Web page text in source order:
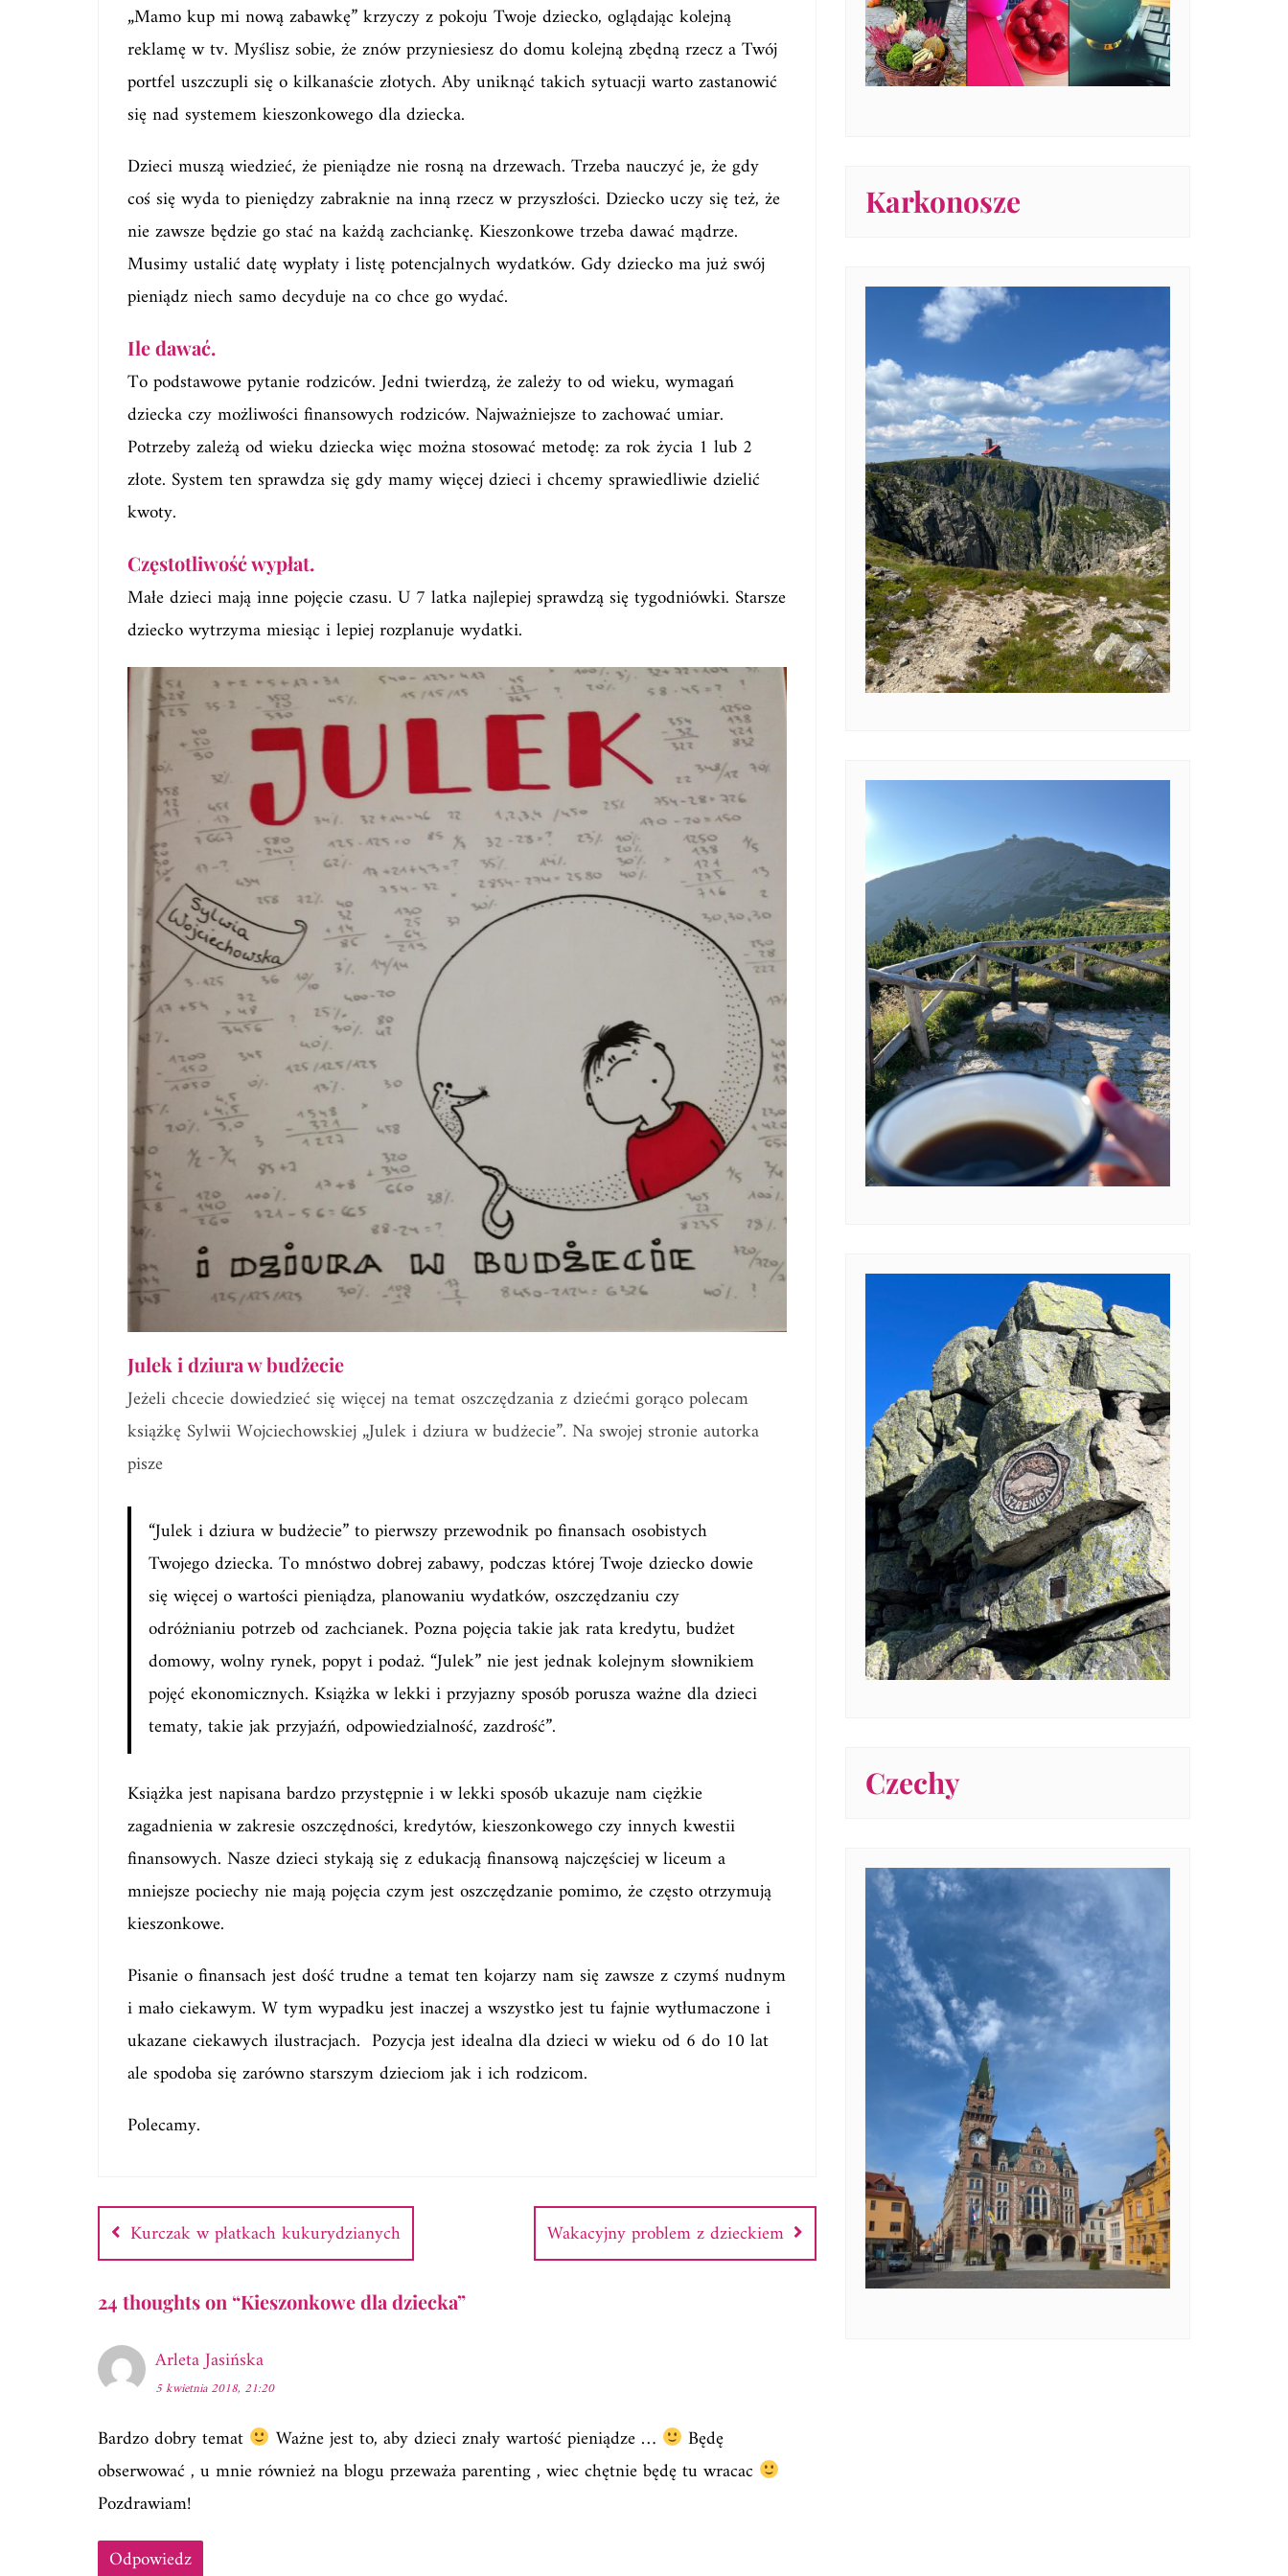
„Mamo kup mi nową zabawkę” krzyczy z pokoju Twoje dziecko, oglądając kolejną
reklamę w tv. Myślisz sobie, że znów przyniesiesz do domu kolejną zbędną rzecz a Twój
portfel uszczupli się o kilkanaście złotych. Aby uniknąć takich sytuacji warto zastanowić
się nad systemem kieszonkowego dla dziecka.
Dzieci muszą wiedzieć, że pieniądze nie rosną na drzewach. Trzeba nauczyć je, że gdy
coś się wyda to pieniędzy zabraknie na inną rzecz w przyszłości. Dziecko uczy się też, że
nie zawsze będzie go stać na każdą zachciankę. Kieszonkowe trzeba dawać mądrze.
Musimy ustalić datę wypłaty i listę potencjalnych wydatków. Gdy dziecko ma już swój
pieniądz niech samo decyduje na co chce go wydać.
Ile dawać.
To podstawowe pytanie rodziców. Jedni twierdzą, że zależy to od wieku, wymagań
dziecka czy możliwości finansowych rodziców. Najważniejsze to zachować umiar.
Potrzeby zależą od wieku dziecka więc można stosować metodę: za rok życia 1 lub 2
złote. System ten sprawdza się gdy mamy więcej dzieci i chcemy sprawiedliwie dzielić
kwoty.
Częstotliwość wypłat.
Małe dzieci mają inne pojęcie czasu. U 7 latka najlepiej sprawdzą się tygodniówki. Starsze
dziecko wytrzyma miesiąc i lepiej rozplanuje wydatki.
Julek i dziura w budżecie
Jeżeli chcecie dowiedzieć się więcej na temat oszczędzania z dziećmi gorąco polecam
książkę Sylwii Wojciechowskiej „Julek i dziura w budżecie”. Na swojej stronie autorka
pisze
“Julek i dziura w budżecie” to pierwszy przewodnik po finansach osobistych
Twojego dziecka. To mnóstwo dobrej zabawy, podczas której Twoje dziecko dowie
się więcej o wartości pieniądza, planowaniu wydatków, oszczędzaniu czy
odróżnianiu potrzeb od zachcianek. Pozna pojęcia takie jak rata kredytu, budżet
domowy, wolny rynek, popyt i podaż. “Julek” nie jest jednak kolejnym słownikiem
pojęć ekonomicznych. Książka w lekki i przyjazny sposób porusza ważne dla dzieci
tematy, takie jak przyjaźń, odpowiedzialność, zazdrość”.
Książka jest napisana bardzo przystępnie i w lekki sposób ukazuje nam ciężkie
zagadnienia w zakresie oszczędności, kredytów, kieszonkowego czy innych kwestii
finansowych. Nasze dzieci stykają się z edukacją finansową najczęściej w liceum a
mniejsze pociechy nie mają pojęcia czym jest oszczędzanie pomimo, że często otrzymują
kieszonkowe.
Pisanie o finansach jest dość trudne a temat ten kojarzy nam się zawsze z czymś nudnym
i mało ciekawym. W tym wypadku jest inaczej a wszystko jest tu fajnie wytłumaczone i
ukazane ciekawych ilustracjach. Pozycja jest idealna dla dzieci w wieku od 6 do 10 lat
ale spodoba się zarówno starszym dzieciom jak i ich rodzicom.
Polecamy.
wpisu
Kurczak w płatkach kukurydzianych Wakacyjny problem z dzieckiem
24 thoughts on “Kieszonkowe dla dziecka”
Arleta Jasińska
5 kwietnia 2018, 21:20
Bardzo dobry temat Ważne jest to, aby dzieci znały wartość pieniądze …
Będę
obserwować , u mnie również na blogu przeważa parenting , wiec chętnie będę tu wracac
Pozdrawiam!
Odpowiedz
Karkonosze
Czechy